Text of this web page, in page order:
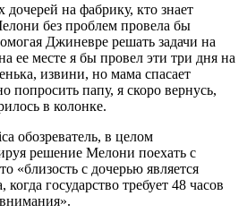
дочерей на фабрику, кто знает
без проблем провела бы
Джиневре решать задачи на
ее месте я бы провел эти три дня на
извини, но мама спасает
попросить папу, я скоро вернусь,
в колонке.
обозреватель, в целом
решение Мелони поехать с
«близость с дочерью является
государство требует 48 часов